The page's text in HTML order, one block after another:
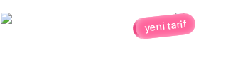
yeni tarif